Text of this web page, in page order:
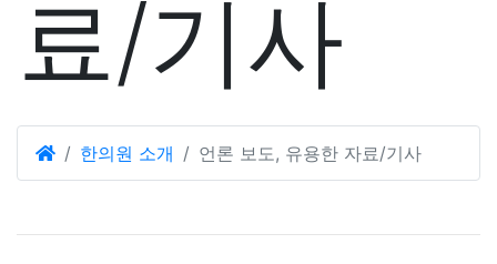
료/기사
한의원 소개 언론 보도, 유용한 자료/기사